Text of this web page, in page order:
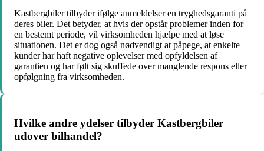
Kastbergbiler tilbyder ifølge anmeldelser en tryghedsgaranti på
deres biler. Det betyder, at hvis der opstår problemer inden for
en bestemt periode, vil virksomheden hjælpe med at løse
situationen. Det er dog også nødvendigt at påpege, at enkelte
kunder har haft negative oplevelser med opfyldelsen af
garantien og har følt sig skuffede over manglende respons eller
opfølgning fra virksomheden.
Hvilke andre ydelser tilbyder Kastbergbiler
udover bilhandel?